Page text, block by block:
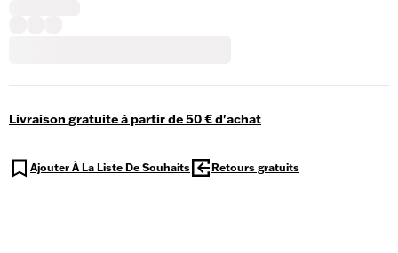
Livraison gratuite à partir de 50 € d'achat
Ajouter À La Liste De Souhaits Retours gratuits